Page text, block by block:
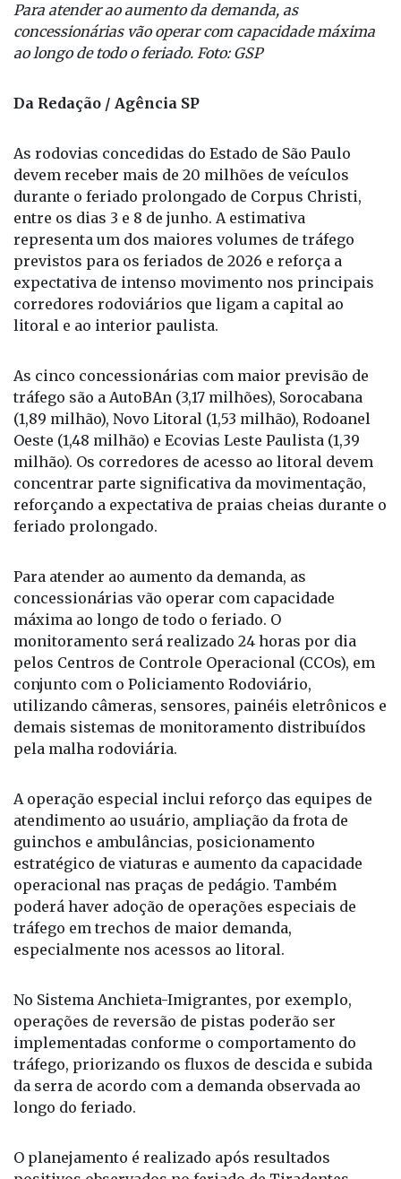
Para atender ao aumento da demanda, as
concessionárias vão operar com capacidade máxima
ao longo de todo o feriado. Foto: GSP
Da Redação / Agência SP
As rodovias concedidas do Estado de São Paulo
devem receber mais de 20 milhões de veículos
durante o feriado prolongado de Corpus Christi,
entre os dias 3 e 8 de junho. A estimativa
representa um dos maiores volumes de tráfego
previstos para os feriados de 2026 e reforça a
expectativa de intenso movimento nos principais
corredores rodoviários que ligam a capital ao
litoral e ao interior paulista.
As cinco concessionárias com maior previsão de
tráfego são a AutoBAn (3,17 milhões), Sorocabana
(1,89 milhão), Novo Litoral (1,53 milhão), Rodoanel
Oeste (1,48 milhão) e Ecovias Leste Paulista (1,39
milhão). Os corredores de acesso ao litoral devem
concentrar parte significativa da movimentação,
reforçando a expectativa de praias cheias durante o
feriado prolongado.
Para atender ao aumento da demanda, as
concessionárias vão operar com capacidade
máxima ao longo de todo o feriado. O
monitoramento será realizado 24 horas por dia
pelos Centros de Controle Operacional (CCOs), em
conjunto com o Policiamento Rodoviário,
utilizando câmeras, sensores, painéis eletrônicos e
demais sistemas de monitoramento distribuídos
pela malha rodoviária.
A operação especial inclui reforço das equipes de
atendimento ao usuário, ampliação da frota de
guinchos e ambulâncias, posicionamento
estratégico de viaturas e aumento da capacidade
operacional nas praças de pedágio. Também
poderá haver adoção de operações especiais de
tráfego em trechos de maior demanda,
especialmente nos acessos ao litoral.
No Sistema Anchieta-Imigrantes, por exemplo,
operações de reversão de pistas poderão ser
implementadas conforme o comportamento do
tráfego, priorizando os fluxos de descida e subida
da serra de acordo com a demanda observada ao
longo do feriado.
O planejamento é realizado após resultados